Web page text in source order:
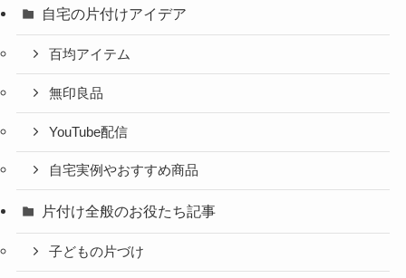
自宅の片付けアイデア
百均アイテム
無印良品
YouTube配信
自宅実例やおすすめ商品
片付け全般のお役たち記事
子どもの片づけ